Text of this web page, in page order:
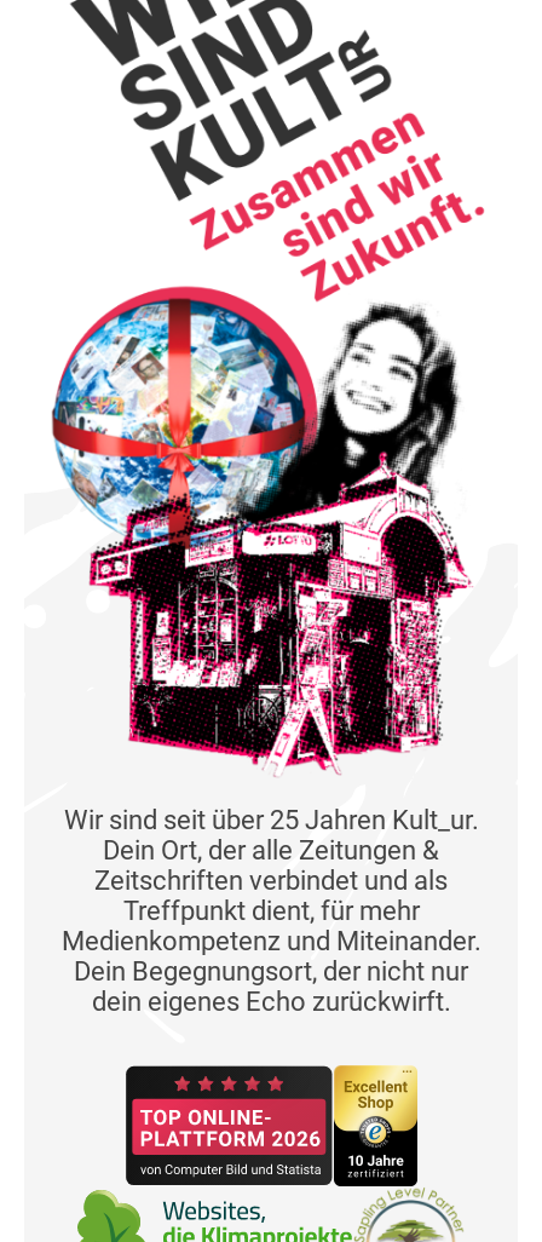
Wir sind seit über 25 Jahren Kult_ur.
Dein Ort, der alle Zeitungen &
Zeitschriften verbindet und als
Treffpunkt dient, für mehr
Medienkompetenz und Miteinander.
Dein Begegnungsort, der nicht nur
dein eigenes Echo zurückwirft.